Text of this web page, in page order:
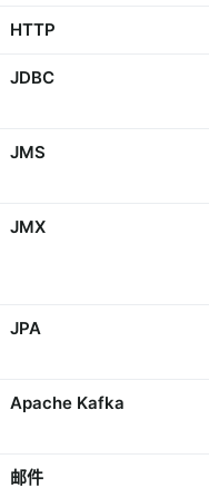
HTTP
JDBC
JMS
JMX
JPA
Apache Kafka
邮件